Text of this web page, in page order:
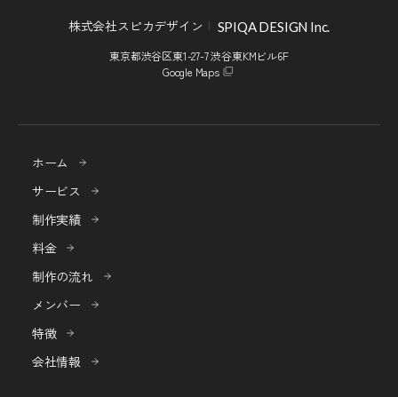
株式会社スピカデザイン SPIQA DESIGN Inc.
東京都渋谷区東1-27-7 渋谷東KMビル6F
Google Maps
ホーム
サービス
制作実績
料金
制作の流れ
メンバー
特徴
会社情報